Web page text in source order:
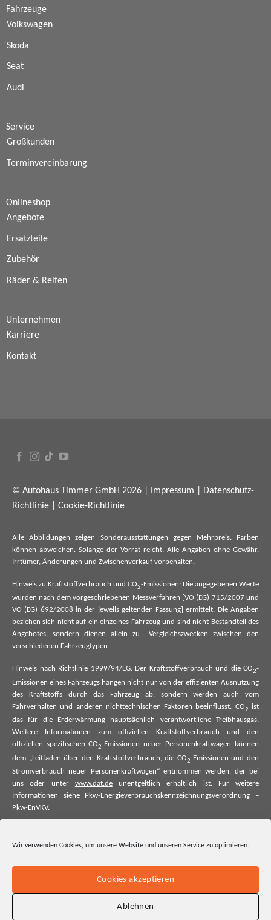
Wir verwenden Cookies, um unsere Website und unseren Service zu optimieren.
Cookies akzeptieren
Ablehnen
Fahrzeuge
Volkswagen
Skoda
Seat
Audi
Service
Großkunden
Terminvereinbarung
Onlineshop
Angebote
Ersatzteile
Zubehör
Räder & Reifen
Unternehmen
Karriere
Kontakt
© Autohaus Timmer GmbH 2026 | Impressum
Datenschutz-
Richtlinie
Cookie-Richtlinie
Alle Abbildungen zeigen Sonderausstattungen gegen Mehrpreis. Farben
können abweichen. Solange der Vorrat reicht. Alle Angaben ohne Gewähr.
Irrtümer, Änderungen und Zwischenverkauf vorbehalten.
Hinweis zu Kraftstoffverbrauch und CO2-Emissionen: Die angegebenen Werte
wurden nach dem vorgeschriebenen Messverfahren [VO (EG) 715/2007 und
VO (EG) 692/2008 in der jeweils geltenden Fassung] ermittelt. Die Angaben
beziehen sich nicht auf ein einzelnes Fahrzeug und sind nicht Bestandteil des
Angebotes, sondern dienen allein zu Vergleichszwecken zwischen den
verschiedenen Fahrzeugtypen.
Hinweis nach Richtlinie 1999/94/EG: Der Kraftstoffverbrauch und die CO2-
Emissionen eines Fahrzeugs hängen nicht nur von der effizienten Ausnutzung
des Kraftstoffs durch das Fahrzeug ab, sondern werden auch vom
Fahrverhalten und anderen nichttechnischen Faktoren beeinflusst. CO2 ist
das für die Erderwärmung hauptsächlich verantwortliche Treibhausgas.
Weitere Informationen zum offiziellen Kraftstoffverbrauch und den
offiziellen spezifischen CO2-Emissionen neuer Personenkraftwagen können
dem „Leitfaden über den Kraftstoffverbrauch, die CO2-Emissionen und den
Stromverbrauch neuer Personenkraftwagen“ entnommen werden, der bei
uns oder unter www.dat.deunentgeltlich erhältlich ist. Für weitere
Informationen siehe Pkw-Energieverbrauchskennzeichnungsverordnung –
Pkw-EnVKV.
offiziellen spezifischen CO₂-Emissionen und ggf. zum Stromverbrauch neuer
offiziellen spezifischen CO₂-Emissionen und den offiziellen Stromverbrauch
neuer Pkw entnommen werden. Dieser ist an allen Verkaufsstellen und bei
der Deutschen Automobil Treuhand GmbH unentgeltlich erhältlich, sowie